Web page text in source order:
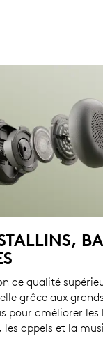
de qualité
grâce aux
pour améliorer les
les appels et la